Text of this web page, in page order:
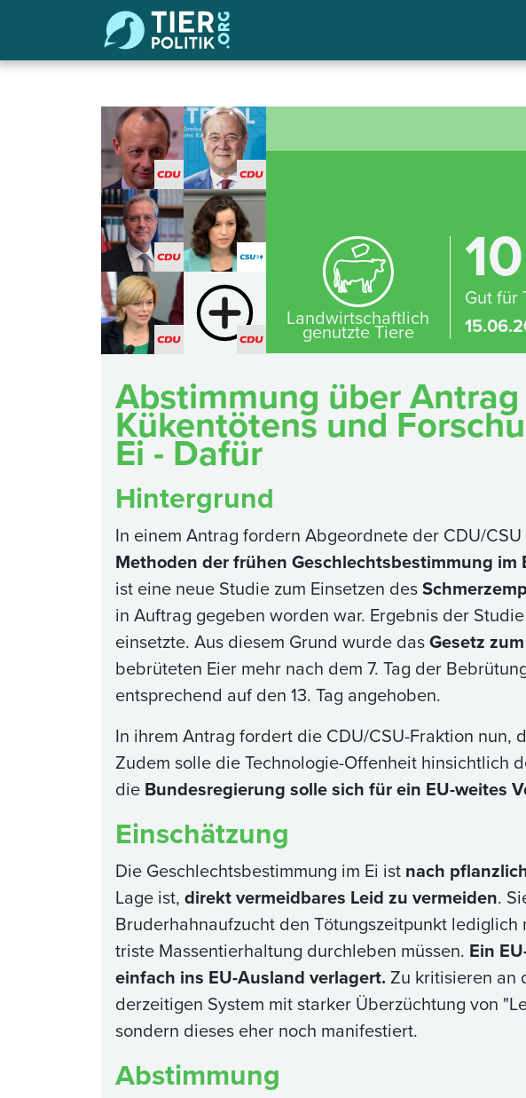
Landwirtschaftlich
genutzte Tiere
Gut für
Abstimmung über
Kükentötens und
Ei - Dafür
Hintergrund
In einem Antrag fordern Abgeordnete der CDU/
Methoden der frühen Geschlechtsbestimmung
ist eine neue Studie zum Einsetzen des
in Auftrag gegeben worden war. Ergebnis der
einsetzte. Aus diesem Grund wurde dasGesetz
bebrüteten Eier mehr nach dem 7. Tag der
entsprechend auf den 13. Tag angehoben.
In ihrem Antrag fordert die CDU/CSU-Fraktion nun,
Zudem solle die Technologie-Offenheit hinsichtlich
die Bundesregierung solle sich für ein EU-weites
Einschätzung
Die Geschlechtsbestimmung im Ei ist nach
Lage ist, direkt vermeidbares Leid zu vermeiden.
Bruderhahnaufzucht den Tötungszeitpunkt
triste Massentierhaltung durchleben müssen. Ein
einfach ins EU-Ausland verlagert. Zu kritisieren an
derzeitigen System mit starker Überzüchtung von
sondern dieses eher noch manifestiert.
Abstimmung